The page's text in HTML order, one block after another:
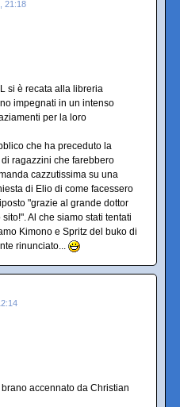
21:18
si è recata alla libreria
impegnati in un intenso
per la loro
che ha preceduto la
ragazzini che farebbero
cazzutissima su una
di Elio di come facessero
"grazie al grande dottor
Al che siamo stati tentati
Kimono e Spritz del buko di
rinunciato...
accennato da Christian